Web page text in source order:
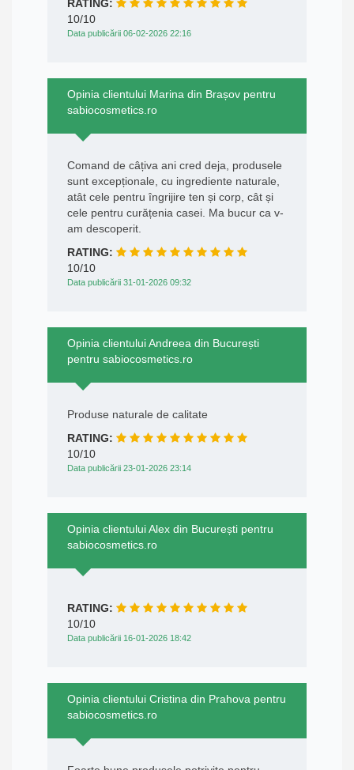
RATING:
10/10
Data publicării 06-02-2026 22:16
Opinia clientului Marina din Brașov pentru
sabiocosmetics.ro
Comand de câțiva ani cred deja, produsele
sunt excepționale, cu ingrediente naturale,
atât cele pentru îngrijire ten și corp, cât și
cele pentru curățenia casei. Ma bucur ca v-
am descoperit.
RATING:
10/10
Data publicării 31-01-2026 09:32
Opinia clientului Andreea din București
pentru sabiocosmetics.ro
Produse naturale de calitate
RATING:
10/10
Data publicării 23-01-2026 23:14
Opinia clientului Alex din București pentru
sabiocosmetics.ro
RATING:
10/10
Data publicării 16-01-2026 18:42
Opinia clientului Cristina din Prahova pentru
sabiocosmetics.ro